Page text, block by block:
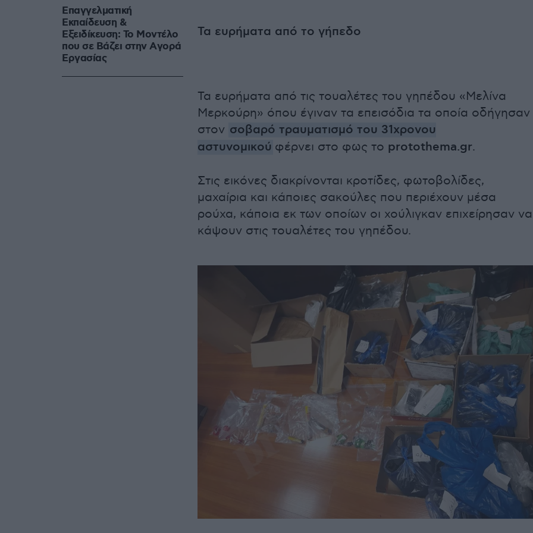
Τα ευρήματα από το γήπεδο
Τα ευρήματα από τις τουαλέτες του γηπέδου «Μελίνα
Μερκούρη» όπου έγιναν τα επεισόδια τα οποία οδήγησαν
στον σοβαρό τραυματισμό του 31χρονου
αστυνομικού φέρνει στο φως το protothema.gr.
Στις εικόνες διακρίνονται κροτίδες, φωτοβολίδες,
μαχαίρια και κάποιες σακούλες που περιέχουν μέσα
ρούχα, κάποια εκ των οποίων οι χούλιγκαν επιχείρησαν να
κάψουν στις τουαλέτες του γηπέδου.
Επαγγελματική
Εκπαίδευση &
Εξειδίκευση: Το Mοντέλο
που σε Bάζει στην Aγορά
Eργασίας